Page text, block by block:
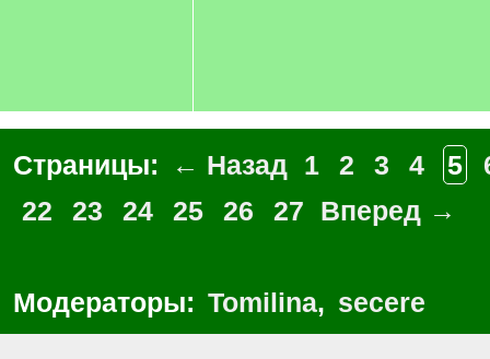
Страницы: ← Назад 1 2 3 4 5
22
23 24 25 26 27 Вперед →
Модераторы: Tomilina, secere